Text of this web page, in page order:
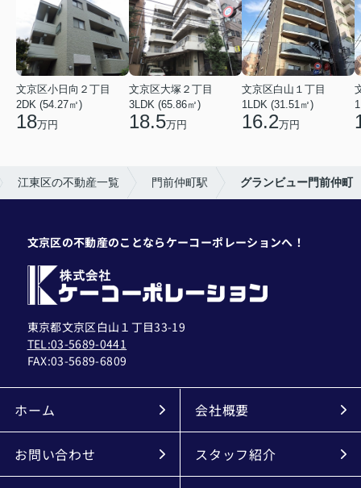
文京区小日向２丁目
2DK (54.27㎡)
18万円
文京区大塚２丁目
3LDK (65.86㎡)
18.5万円
文京区白山１丁目
1LDK (31.51㎡)
16.2万円
江東区の不動産一覧 門前仲町駅 グランビュー門前仲町
文京区の不動産のことならケーコーポレーションへ！
東京都文京区白山１丁目33-19
TEL:03-5689-0441
FAX:03-5689-6809
ホーム 会社概要
お問い合わせ スタッフ紹介